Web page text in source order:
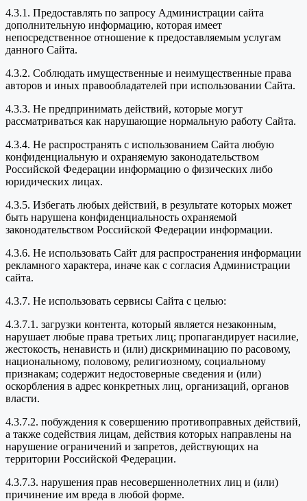
4.3.1. Предоставлять по запросу Администрации сайта
дополнительную информацию, которая имеет
непосредственное отношение к предоставляемым услугам
данного Сайта.
4.3.2. Соблюдать имущественные и неимущественные права
авторов и иных правообладателей при использовании Сайта.
4.3.3. Не предпринимать действий, которые могут
рассматриваться как нарушающие нормальную работу Сайта.
4.3.4. Не распространять с использованием Сайта любую
конфиденциальную и охраняемую законодательством
Российской Федерации информацию о физических либо
юридических лицах.
4.3.5. Избегать любых действий, в результате которых может
быть нарушена конфиденциальность охраняемой
законодательством Российской Федерации информации.
4.3.6. Не использовать Сайт для распространения информации
рекламного характера, иначе как с согласия Администрации
сайта.
4.3.7. Не использовать сервисы Сайта с целью:
4.3.7.1. загрузки контента, который является незаконным,
нарушает любые права третьих лиц; пропагандирует насилие,
жестокость, ненависть и (или) дискриминацию по расовому,
национальному, половому, религиозному, социальному
признакам; содержит недостоверные сведения и (или)
оскорбления в адрес конкретных лиц, организаций, органов
власти.
4.3.7.2. побуждения к совершению противоправных действий,
а также содействия лицам, действия которых направлены на
нарушение ограничений и запретов, действующих на
территории Российской Федерации.
4.3.7.3. нарушения прав несовершеннолетних лиц и (или)
причинение им вреда в любой форме.